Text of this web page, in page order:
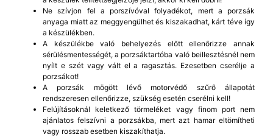
Ne szívjon fel a porszívóval folyadékot, mert a porzsák
anyaga miatt az meggyengülhet és kiszakadhat, kárt téve így
a készülékben.
A készülékbe való behelyezés előtt ellenőrizze annak
sérülésmentességét, a porzsáktartóba való beillesztésnél nem
nyílt e szét vagy vált el a ragasztás. Ezesetben cserélje a
porzsákot!
A porzsák mögött lévő motorvédő szűrő állapotát
rendszeresen ellenőrizze, szükség esetén cserélni kell!
Felújításoknál keletkező törmeléket vagy finom port nem
ajánlatos felszívni a porzsákba, mert azt hamar eltömítheti
vagy rosszab esetben kiszakíthatja.